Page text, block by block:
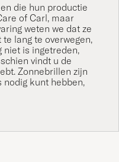
die hun productie
of Carl, maar
weten we dat ze
lang te overwegen,
niet is ingetreden,
vindt u de
Zonnebrillen zijn
kunt hebben,